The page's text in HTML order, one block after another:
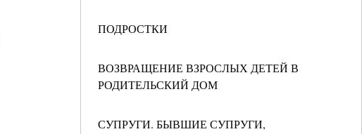
ПОДРОСТКИ
ВОЗВРАЩЕНИЕ ВЗРОСЛЫХ ДЕТЕЙ В
РОДИТЕЛЬСКИЙ ДОМ
СУПРУГИ. БЫВШИЕ СУПРУГИ,